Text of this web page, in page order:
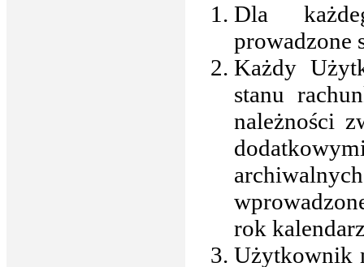
Dla
prowadzone
Każdy
stanu
należności
rok
Użytkownik